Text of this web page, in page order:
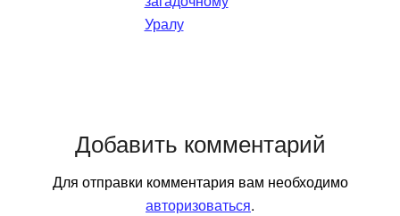
Уралу
Добавить комментарий
Для отправки комментария вам необходимо
авторизоваться.